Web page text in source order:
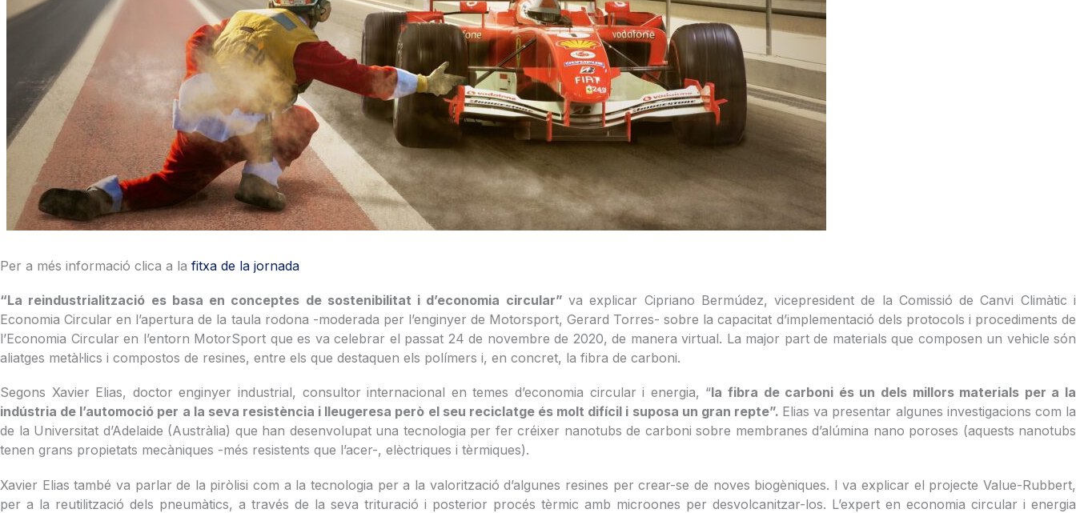
Per a més informació clica a la fitxa de la jornada
“La reindustrialització es basa en conceptes de sostenibilitat i d’economia circular” va explicar Cipriano Bermúdez, vicepresident de la Comissió de Canvi Climàtic i
Economia Circular en l’apertura de la taula rodona -moderada per l’enginyer de Motorsport, Gerard Torres- sobre la capacitat d’implementació dels protocols i procediments de
l’Economia Circular en l’entorn MotorSport que es va celebrar el passat 24 de novembre de 2020, de manera virtual. La major part de materials que composen un vehicle són
aliatges metàl·lics i compostos de resines, entre els que destaquen els polímers i, en concret, la fibra de carboni.
Segons Xavier Elias, doctor enginyer industrial, consultor internacional en temes d’economia circular i energia, “la fibra de carboni és un dels millors materials per a la
indústria de l’automoció per a la seva resistència i lleugeresa però el seu reciclatge és molt difícil i suposa un gran repte”. Elias va presentar algunes investigacions com la
de la Universitat d’Adelaide (Austràlia) que han desenvolupat una tecnologia per fer créixer nanotubs de carboni sobre membranes d’alúmina nano poroses (aquests nanotubs
tenen grans propietats mecàniques -més resistents que l’acer-, elèctriques i tèrmiques).
Xavier Elias també va parlar de la piròlisi com a la tecnologia per a la valorització d’algunes resines per crear-se de noves biogèniques. I va explicar el projecte Value-Rubbert,
per a la reutilització dels pneumàtics, a través de la seva trituració i posterior procés tèrmic amb microones per desvolcanitzar-los. L’expert en economia circular i energia